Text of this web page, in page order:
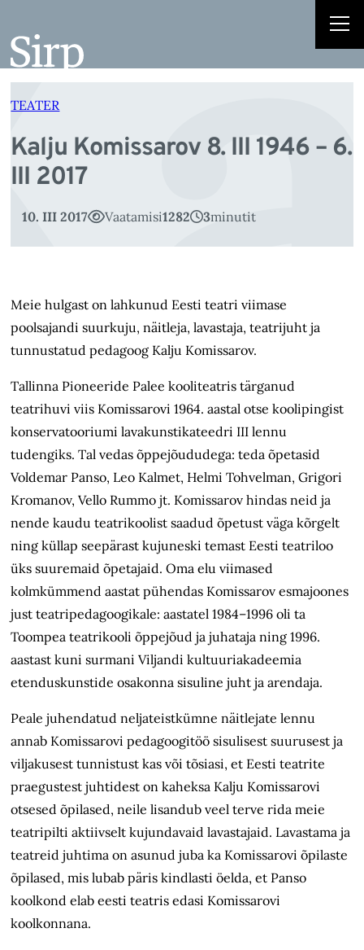
juurde
TEATER
Kalju Komissarov 8. III 1946 – 6.
III 2017
10. III 2017 Vaatamisi1282 3minutit
Meie hulgast on lahkunud Eesti teatri viimase
poolsajandi suurkuju, näitleja, lavastaja, teatrijuht ja
tunnustatud pedagoog Kalju Komissarov.
Tallinna Pioneeride Palee kooliteatris tärganud
teatrihuvi viis Komissarovi 1964. aastal otse koolipingist
konservatooriumi lavakunstikateedri III lennu
tudengiks. Tal vedas õppejõududega: teda õpetasid
Voldemar Panso, Leo Kalmet, Helmi Tohvelman, Grigori
Kromanov, Vello Rummo jt. Komissarov hindas neid ja
nende kaudu teatrikoolist saadud õpetust väga kõrgelt
ning küllap seepärast kujuneski temast Eesti teatriloo
üks suuremaid õpetajaid. Oma elu viimased
kolmkümmend aastat pühendas Komissarov esmajoones
just teatripedagoogikale: aastatel 1984–1996 oli ta
Toompea teatrikooli õppejõud ja juhataja ning 1996.
aastast kuni surmani Viljandi kultuuriakadeemia
etenduskunstide osakonna sisuline juht ja arendaja.
Peale juhendatud neljateistkümne näitlejate lennu
annab Komissarovi pedagoogitöö sisulisest suurusest ja
viljakusest tunnistust kas või tõsiasi, et Eesti teatrite
praegustest juhtidest on kaheksa Kalju Komissarovi
otsesed õpilased, neile lisandub veel terve rida meie
teatripilti aktiivselt kujundavaid lavastajaid. Lavastama ja
teatreid juhtima on asunud juba ka Komissarovi õpilaste
õpilased, mis lubab päris kindlasti öelda, et Panso
koolkond elab eesti teatris edasi Komissarovi
koolkonnana.